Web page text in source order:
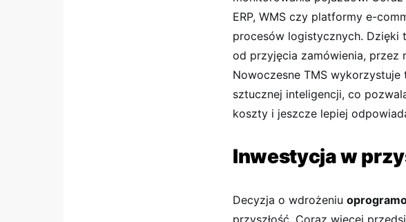
ERP, WMS czy platformy e-
procesów logistycznych. Dzięki
od przyjęcia zamówienia, przez
Nowoczesne TMS
sztucznej inteligencji, co
koszty i jeszcze lepiej
Inwestycja w
Decyzja o wdrożeniu
przyszłość. Coraz więcej